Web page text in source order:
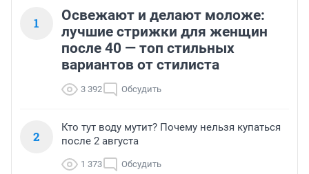
1
Освежают и делают моложе:
лучшие стрижки для женщин
после 40 — топ стильных
вариантов от стилиста
3 392 Обсудить
2
Кто тут воду мутит? Почему нельзя купаться
после 2 августа
1 373 Обсудить